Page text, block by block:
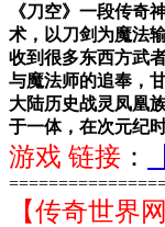
《刀空》一段传奇
术，以刀剑为魔法
收到很多东西方武
与魔法师的追奉，
大陆历史战灵凤凰
于一体，在次元纪
游戏 链接 ：
【传奇世界